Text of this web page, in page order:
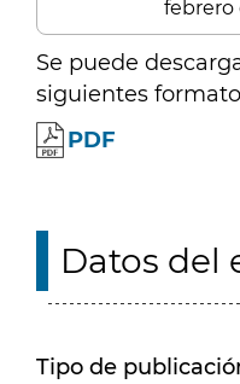
febrero
Se puede
siguientes
PDF
Datos del
Tipo de